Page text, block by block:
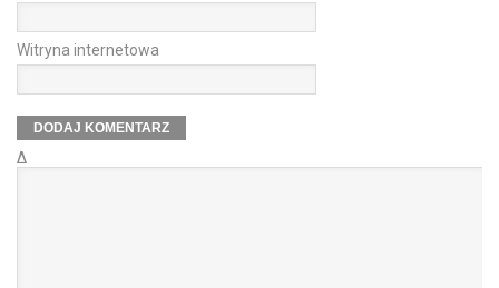
Witryna internetowa
Δ